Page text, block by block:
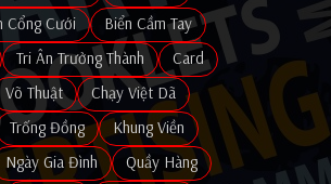
Cổng Cưới
Biển Cầm Tay
Tri Ân Trưởng Thành
Card
Võ Thuật
Chạy Việt Dã
Trống Đồng
Khung Viền
Ngày Gia Đình
Quầy Hàng